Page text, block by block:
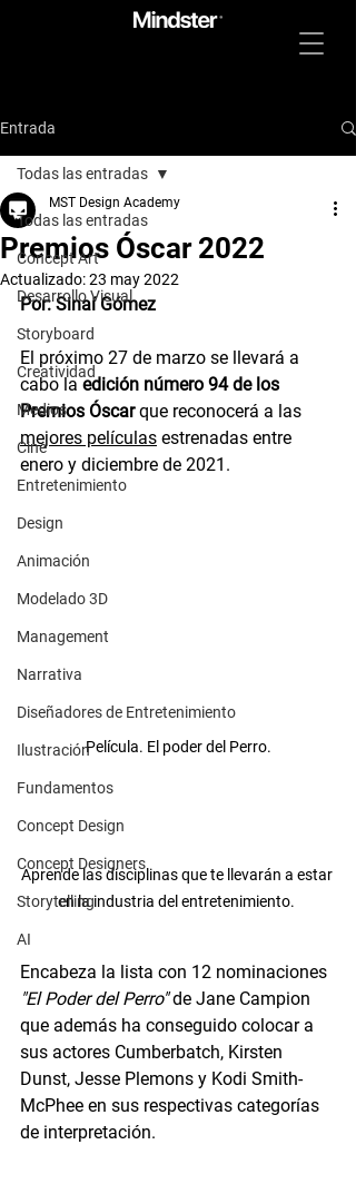
Entrada
Todas las entradas
Concept Art
Desarrollo Visual
Storyboard
Creatividad
Medios
Cine
Entretenimiento
Design
Animación
Modelado 3D
Management
Narrativa
Diseñadores de Entretenimiento
Ilustración
Fundamentos
Concept Design
Concept Designers
Storytelling
AI
Todas las entradas
Premios Óscar 2022
MST Design Academy
Actualizado:23 may 2022
Por: Sinaí Gómez
El próximo 27 de marzo se llevará a
cabo la edición número 94 de los
Premios Óscar que reconocerá a las
mejores películas estrenadas entre
enero y diciembre de 2021.
Película. El poder del Perro.
Aprende las disciplinas que te llevarán a estar
en la industria del entretenimiento.
Encabeza la lista con 12 nominaciones
"El Poder del Perro" de Jane Campion
que además ha conseguido colocar a
sus actores Cumberbatch, Kirsten
Dunst, Jesse Plemons y Kodi Smith-
McPhee en sus respectivas categorías
de interpretación.